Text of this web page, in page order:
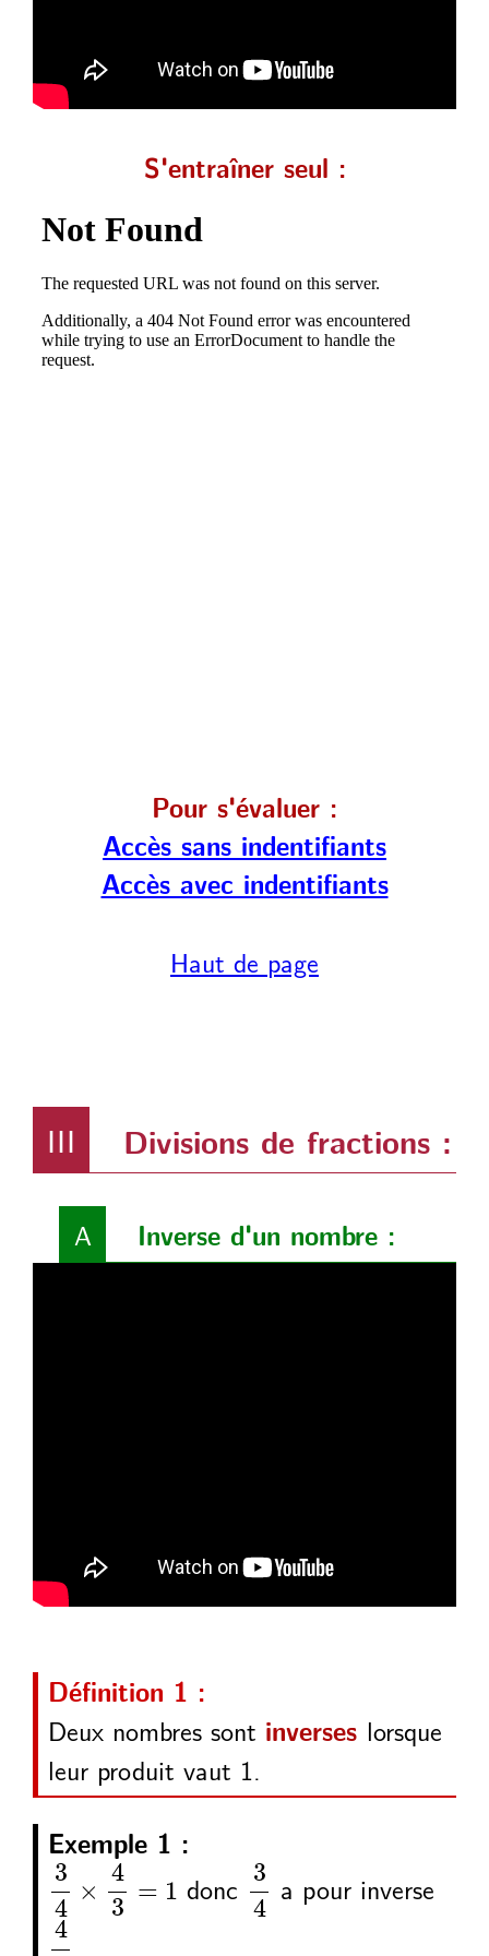
S'entraîner seul :
Pour s'évaluer :
Accès sans indentifiants
Accès avec indentifiants
Haut de page
III Divisions de fractions :
A Inverse d'un nombre :
Définition 1 :
Deux nombres sont inverses lorsque
leur produit vaut 1.
Exemple 1 :
3
4
×
4
3
= 1
34×43=1
donc 3
4
34
a pour inverse
4
43